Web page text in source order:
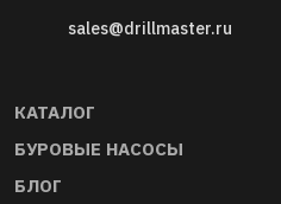
sales@drillmaster.ru
КАТАЛОГ
БУРОВЫЕ НАСОСЫ
БЛОГ